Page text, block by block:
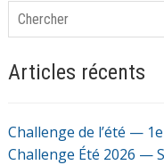
Chercher
Articles récents
Challenge de l’été —
Challenge Été 2026 —